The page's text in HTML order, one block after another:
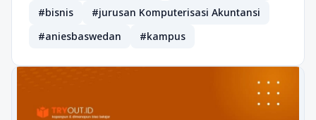
#bisnis
#jurusan Komputerisasi Akuntansi
#aniesbaswedan
#kampus